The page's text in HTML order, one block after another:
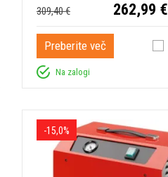
309,40 € 262,99 €
Preberite več
Na zalogi
-15,0%